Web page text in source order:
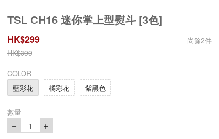
TSL CH16 迷你掌上型熨斗 [3色]
HK$299 尚餘2件
HK$399
COLOR
藍彩花
橘彩花 紫黑色
數量
－ 1 ＋